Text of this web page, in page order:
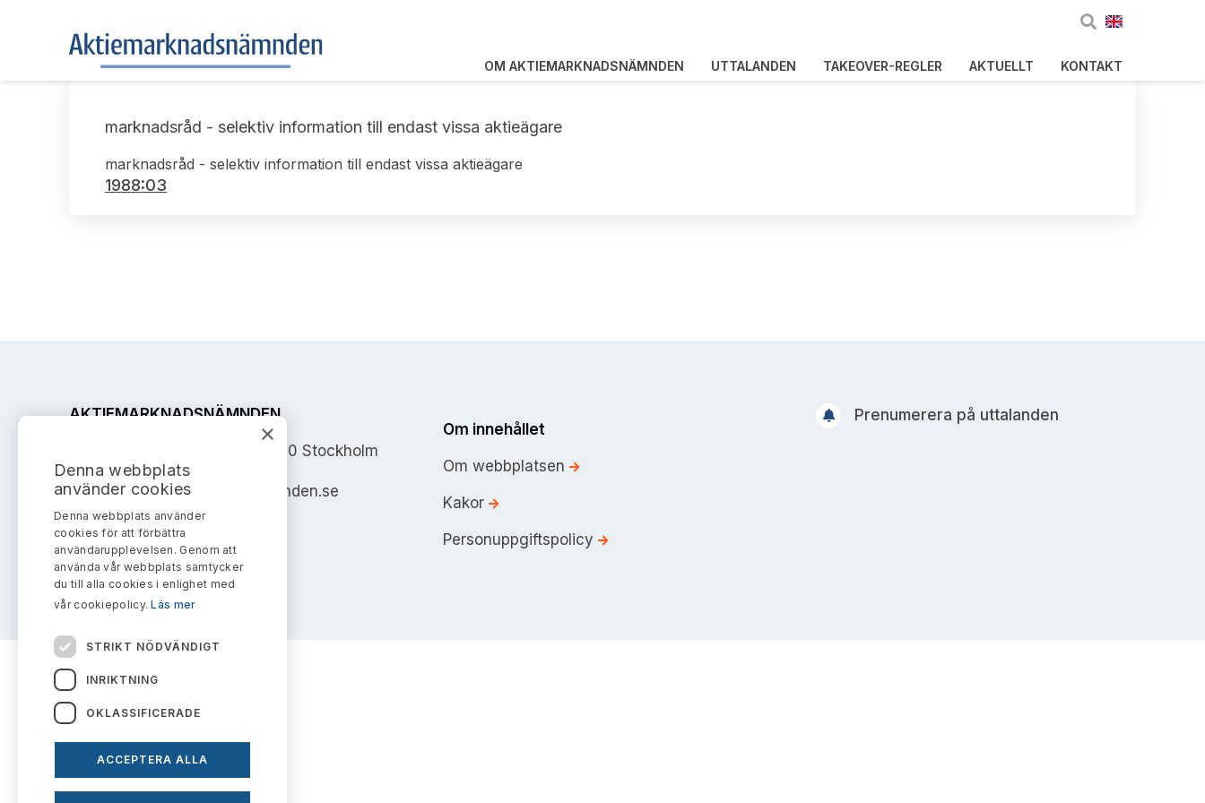
OM AKTIEMARKNADSNÄMNDEN UTTALANDEN TAKEOVER-REGLER AKTUELLT KONTAKT
marknadsråd - selektiv information till endast vissa aktieägare
marknadsråd - selektiv information till endast vissa aktieägare
1988:03
AKTIEMARKNADSNÄMNDEN
Address: Box 7354, 103 90 Stockholm
info@aktiemarknadsnamnden.se
Om innehållet
Om webbplatsen
Kakor
Personuppgiftspolicy
Prenumerera på uttalanden
×
Denna webbplats
använder cookies
Denna webbplats använder
cookies för att förbättra
användarupplevelsen. Genom att
använda vår webbplats samtycker
du till alla cookies i enlighet med
vår cookiepolicy.Läs mer
STRIKT NÖDVÄNDIGT
INRIKTNING
OKLASSIFICERADE
ACCEPTERA ALLA